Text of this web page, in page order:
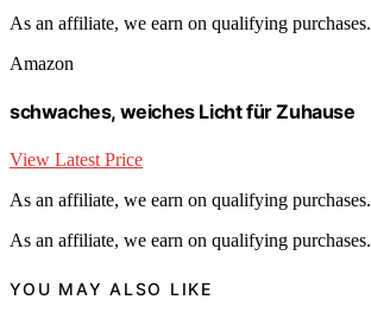
As an affiliate, we earn on qualifying purchases.
Amazon
schwaches, weiches Licht für Zuhause
View Latest Price
As an affiliate, we earn on qualifying purchases.
As an affiliate, we earn on qualifying purchases.
YOU MAY ALSO LIKE